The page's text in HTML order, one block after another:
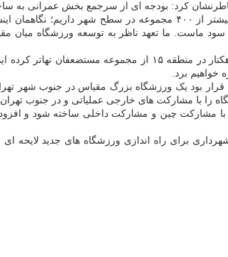
کرد: بودجه ای از سرجمع بخش عمرانی به
وی افزود: ما ۱۰ هکتار زمین داریم اما این ۱۰ هکتار برای ساخت زمین ورزشی
خواهیم برد.
بود یک ورزشگاه بزرگ مقیاس در جنوب شهر تهران
را با مشارکت های خارجی عملیاتی و در جنوب تهران
چین و مشارکت داخلی ساخته شود و افزود:
برای راه اندازی ورزشگاه های جدید